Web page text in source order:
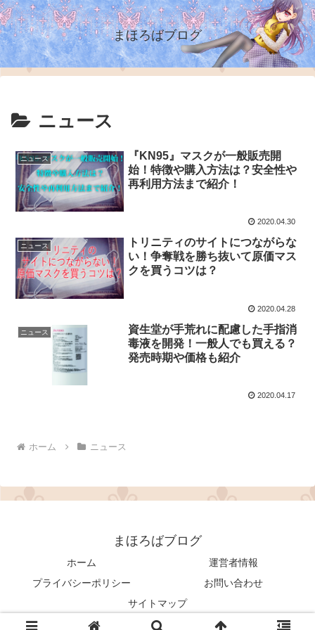
まほろばブログ
ニュース
ニュース
『KN95』マスクが一般販売開
始！特徴や購入方法は？安全性や
再利用方法まで紹介！
2020.04.30
ニュース
トリニティのサイトにつながらな
い！争奪戦を勝ち抜いて原価マス
クを買うコツは？
2020.04.28
ニュース
資生堂が手荒れに配慮した手指消
毒液を開発！一般人でも買える？
発売時期や価格も紹介
2020.04.17
ホーム ニュース
まほろばブログ
ホーム
運営者情報
プライバシーポリシー
お問い合わせ
サイトマップ